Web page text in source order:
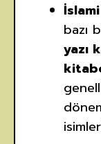
bazı
yazı